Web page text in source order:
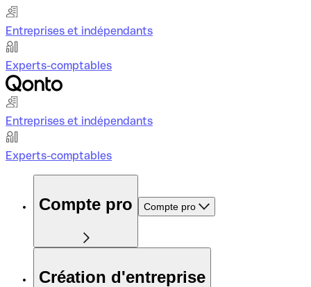
Entreprises et indépendants
Experts-comptables
Entreprises et indépendants
Experts-comptables
Compte pro Compte pro
Création d'entreprise